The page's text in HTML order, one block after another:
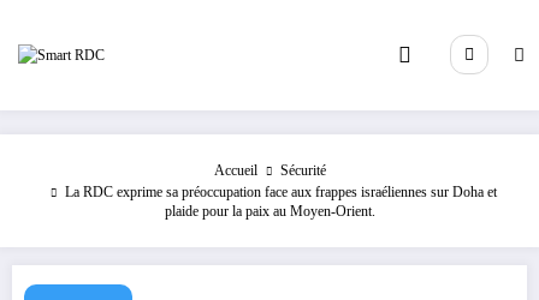
contenu
Accueil
Sécurité
La RDC exprime sa préoccupation face aux frappes israéliennes sur Doha et
plaide pour la paix au Moyen-Orient.